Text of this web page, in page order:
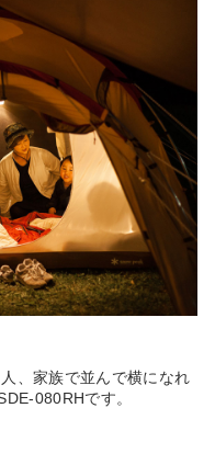
、家族で並んで横になれ
080RHです。